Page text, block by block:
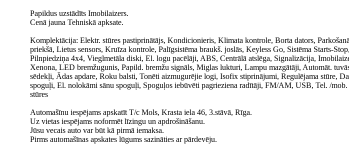
Papildus uzstādīts Imobilaizers.
Cenā jauna Tehniskā apksate.
Komplektācija: Elektr. stūres pastiprinātājs, Kondicionieris, Klimata kontrole, Borta dators,
priekšā, Lietus sensors, Kruīza kontrole, Palīgsistēma braukš. joslās, Keyless Go, Sistēma Starts-
Pilnpiedziņa 4x4, Vieglmetāla diski, El. logu pacēlāji, ABS, Centrālā atslēga, Signalizācija,
Xenona, LED bremžugunis, Papild. bremžu signāls, Miglas lukturi, Lampu mazgātāji, Automāt.
sēdekļi, Ādas apdare, Roku balsti, Tonēti aizmugurējie logi, Isofix stiprinājumi, Regulējama stūre,
spoguļi, El. nolokāmi sānu spoguļi, Spoguļos iebūvēti pagrieziena radītāji, FM/AM, USB, Tel. /
stūres
Automašīnu iespējams apskatīt T/c Mols, Krasta iela 46, 3.stāvā, Rīga.
Uz vietas iespējams noformēt līzingu un apdrošināšanu.
Jūsu vecais auto var būt kā pirmā iemaksa.
Pirms automašīnas apskates lūgums sazināties ar pārdevēju.